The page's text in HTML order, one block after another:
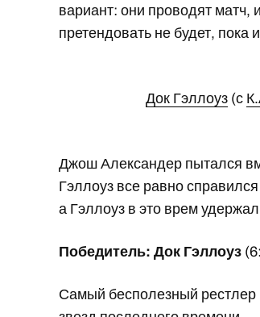
вариант: они проводят
претендовать не будет,
Док Гэллоуз(с
Джош Александер пытался
Гэллоуз все равно
а Гэллоуз в это врем
Победитель: Док Гэллоуз
Самый бесполезный рестлер